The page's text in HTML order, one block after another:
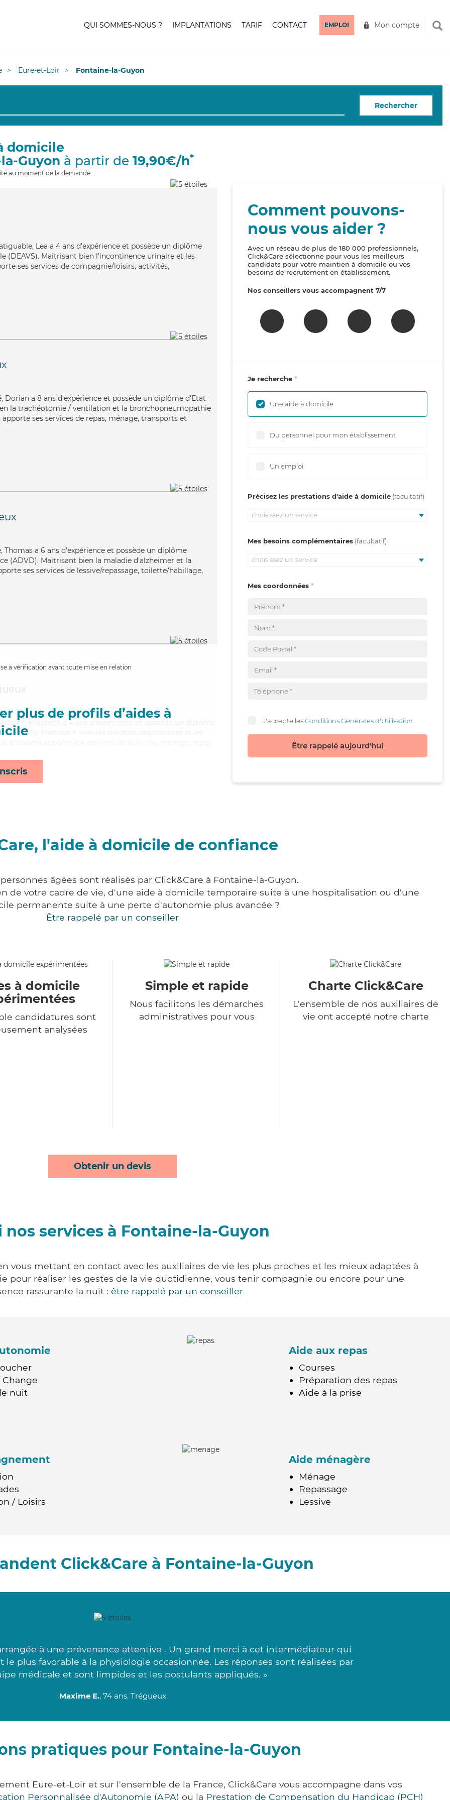
QUI SOMMES-NOUS ? IMPLANTATIONS TARIF CONTACT EMPLOI Mon compte
Eure-et-Loir Fontaine-la-Guyon
Rechercher
domicile
Guyon à partir de 19,90€/h*
au moment de la demande
Lea a 4 ans d'expérience et possède un diplôme
(DEAVS). Maitrisant bien l'incontinence urinaire et les
ses services de compagnie/loisirs, activités,
Dorian a 8 ans d'expérience et possède un diplôme d'Etat
la trachéotomie / ventilation et la bronchopneumopathie
ses services de repas, ménage, transports et
a 6 ans d'expérience et possède un diplôme
(ADVD). Maitrisant bien la maladie d'alzheimer et la
ses services de lessive/repassage, toilette/habillage,
à vérification avant toute mise en relation
plus de profils d’aides à
Elisabeth a 4 ans d'expérience et possède un diplôme
(DEAVS). Maitrisant bien les troubles respiratoires et les
Comment pouvons-
nous vous aider ?
Avec un réseau de plus de 180 000 professionnels,
Click&Care sélectionne pour vous les meilleurs
candidats pour votre maintien à domicile ou vos
besoins de recrutement en établissement.
Nos conseillers vous accompagnent 7/7
Je recherche
Une aide à domicile
Du personnel pour mon établissement
Un emploi
Précisez les prestations d'aide à domicile
choisissez un service
Mes besoins complémentaires
choisissez un service
Mes coordonnées
J'accepte lesConditions Générales d'Utilisation
Être rappelé aujourd'hui
l'aide à domicile de confiance
âgées sont réalisés par Click&Care à Fontaine-la-Guyon.
de votre cadre de vie, d'une aide à domicile temporaire suite à une hospitalisation ou d'une
permanente suite à une perte d'autonomie plus avancée ?
Être rappelé par un conseiller
à domicile
candidatures sont
analysées
Simple et rapide
Nous facilitons les démarches
administratives pour vous
Charte Click&Care
L'ensemble de nos auxiliaires de
vie ont accepté notre charte
Obtenir un devis
nos services à Fontaine-la-Guyon
vous mettant en contact avec les auxiliaires de vie les plus proches et les mieux adaptées à
pour réaliser les gestes de la vie quotidienne, vous tenir compagnie ou encore pour une
rassurante la nuit : être rappelé par un conseiller
nuit
Aide aux repas
Courses
Préparation des repas
Aide à la prise
/ Loisirs
Aide ménagère
Ménage
Repassage
Lessive
Click&Care à Fontaine-la-Guyon
à une prévenance attentive . Un grand merci à cet intermédiateur qui
plus favorable à la physiologie occasionnée. Les réponses sont réalisées par
médicale et sont limpides et les postulants appliqués. »
Maxime E., 74 ans, Trégueux
pratiques pour Fontaine-la-Guyon
Eure-et-Loir et sur l'ensemble de la France, Click&Care vous accompagne dans vos
Personnalisée d'Autonomie (APA) ou la Prestation de Compensation du Handicap (PCH)